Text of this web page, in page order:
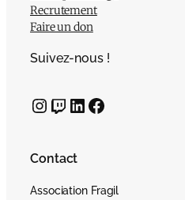
Recrutement
Faire un don
Suivez-nous !
InstagramTwitch LinkedIn Facebook
Contact
Association Fragil